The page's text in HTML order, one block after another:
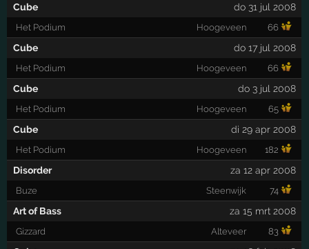
Cube do 31 jul 2008
Het Podium Hoogeveen 66
Cube do 17 jul 2008
Het Podium Hoogeveen 66
Cube do 3 jul 2008
Het Podium Hoogeveen 65
Cube di 29 apr 2008
Het Podium Hoogeveen 182
Disorder za 12 apr 2008
Buze Steenwijk 74
Art of Bass za 15 mrt 2008
Gizzard Alteveer 83